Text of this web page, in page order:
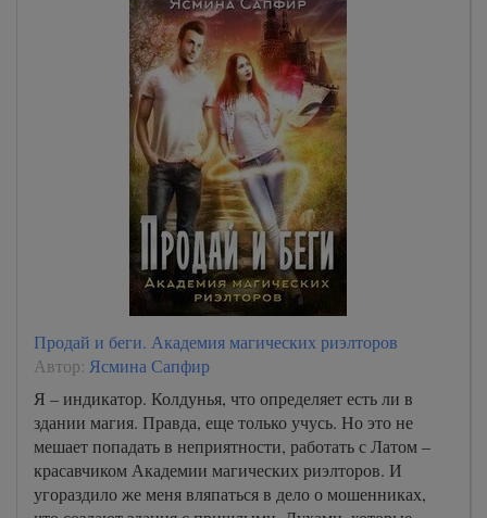
Продай и беги. Академия магических риэлторов
Автор: Ясмина Сапфир
Я – индикатор. Колдунья, что определяет есть ли в
здании магия. Правда, еще только учусь. Но это не
мешает попадать в неприятности, работать с Латом –
красавчиком Академии магических риэлторов. И
угораздило же меня вляпаться в дело о мошенниках,